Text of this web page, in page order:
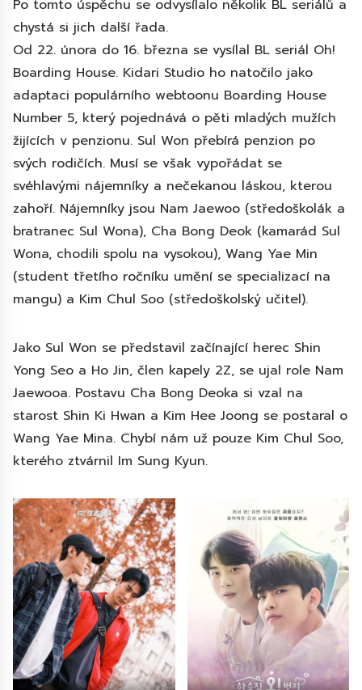
Po tomto úspěchu se odvysílalo několik BL seriálů a
chystá si jich další řada.
Od 22. února do 16. března se vysílal BL seriál Oh!
Boarding House. Kidari Studio ho natočilo jako
adaptaci populárního webtoonu Boarding House
Number 5, který pojednává o pěti mladých mužích
žijících v penzionu. Sul Won přebírá penzion po
svých rodičích. Musí se však vypořádat se
svéhlavými nájemníky a nečekanou láskou, kterou
zahoří. Nájemníky jsou Nam Jaewoo (středoškolák a
bratranec Sul Wona), Cha Bong Deok (kamarád Sul
Wona, chodili spolu na vysokou), Wang Yae Min
(student třetího ročníku umění se specializací na
mangu) a Kim Chul Soo (středoškolský učitel).
Jako Sul Won se představil začínající herec Shin
Yong Seo a Ho Jin, člen kapely 2Z, se ujal role Nam
Jaewooa. Postavu Cha Bong Deoka si vzal na
starost Shin Ki Hwan a Kim Hee Joong se postaral o
Wang Yae Mina. Chybí nám už pouze Kim Chul Soo,
kterého ztvárnil Im Sung Kyun.